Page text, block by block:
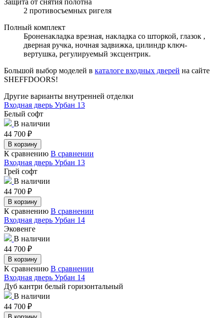
2 противосъемных ригеля
Полный комплект
Броненакладка врезная, накладка со шторкой, глазок ,
дверная ручка, ночная задвижка, цилиндр ключ-
вертушка, регулируемый эксцентрик.
Большой выбор моделей в каталоге входных дверей на сайте
SHEFFDOORS!
Другие варианты внутренней отделки
Входная дверь Урбан 13
Белый софт
В наличии
44 700 ₽
В корзину
К сравнению В сравнении
Входная дверь Урбан 13
Грей софт
В наличии
44 700 ₽
В корзину
К сравнению В сравнении
Входная дверь Урбан 14
Эковенге
В наличии
44 700 ₽
В корзину
К сравнению В сравнении
Входная дверь Урбан 14
Дуб кантри белый горизонтальный
В наличии
44 700 ₽